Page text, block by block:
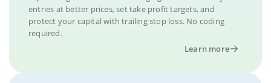
entries at better prices, set take profit targets, and
protect your capital with trailing stop loss. No coding
required.
Learn more